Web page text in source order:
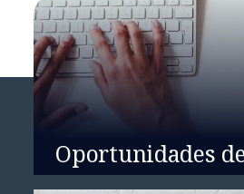
Oportunidades